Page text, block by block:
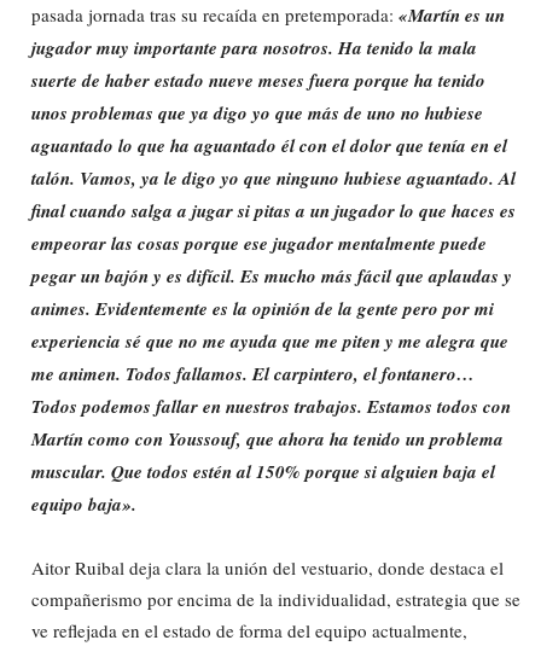
pasada jornada tras su recaída en pretemporada: «Martín es un
jugador muy importante para nosotros. Ha tenido la mala
suerte de haber estado nueve meses fuera porque ha tenido
unos problemas que ya digo yo que más de uno no hubiese
aguantado lo que ha aguantado él con el dolor que tenía en el
talón. Vamos, ya le digo yo que ninguno hubiese aguantado. Al
final cuando salga a jugar si pitas a un jugador lo que haces es
empeorar las cosas porque ese jugador mentalmente puede
pegar un bajón y es difícil. Es mucho más fácil que aplaudas y
animes. Evidentemente es la opinión de la gente pero por mi
experiencia sé que no me ayuda que me piten y me alegra que
me animen. Todos fallamos. El carpintero, el fontanero…
Todos podemos fallar en nuestros trabajos. Estamos todos con
Martín como con Youssouf, que ahora ha tenido un problema
muscular. Que todos estén al 150% porque si alguien baja el
equipo baja».
Aitor Ruibal deja clara la unión del vestuario, donde destaca el
compañerismo por encima de la individualidad, estrategia que se
ve reflejada en el estado de forma del equipo actualmente,